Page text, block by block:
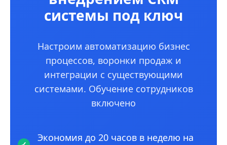
системы под ключ
Настроим автоматизацию бизнес
процессов, воронки продаж и
интеграции с существующими
системами. Обучение сотрудников
включено
Экономия до 20 часов в неделю на